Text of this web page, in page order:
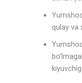
qulay va